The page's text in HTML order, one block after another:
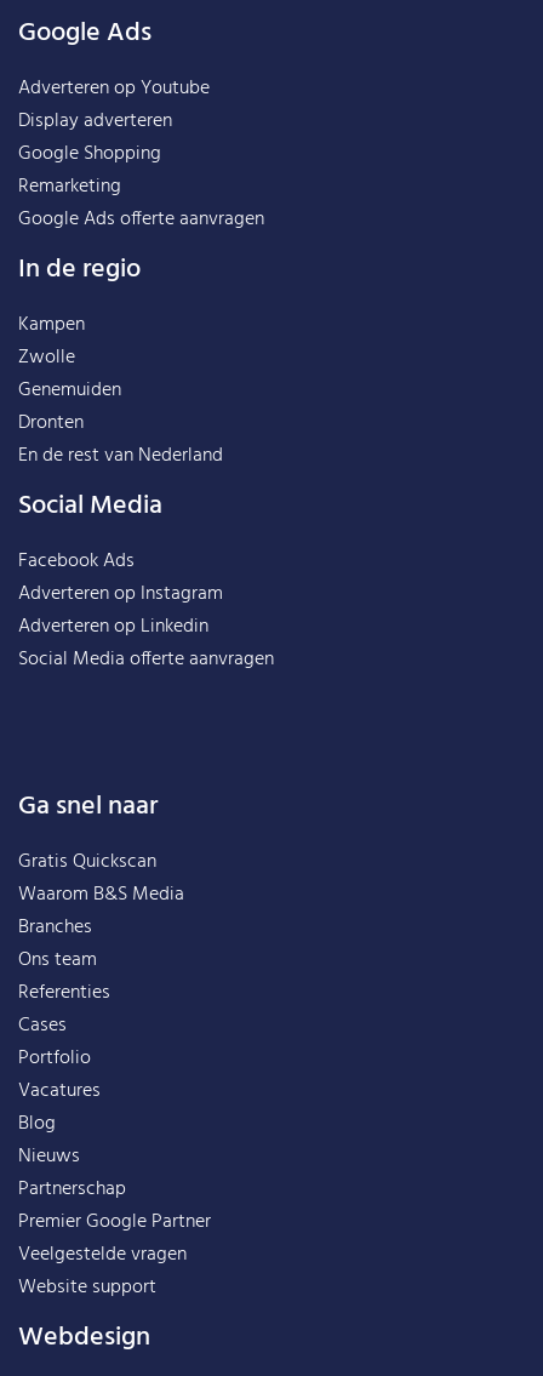
Google Ads
Adverteren op Youtube
Display adverteren
Google Shopping
Remarketing
Google Ads offerte aanvragen
In de regio
Kampen
Zwolle
Genemuiden
Dronten
En de rest vanNederland
Social Media
Facebook Ads
Adverteren op Instagram
Adverteren op Linkedin
Social Media offerte aanvragen
Ga snel naar
Gratis Quickscan
Waarom B&S Media
Branches
Ons team
Referenties
Cases
Portfolio
Vacatures
Blog
Nieuws
Partnerschap
Premier Google Partner
Veelgestelde vragen
Website support
Webdesign